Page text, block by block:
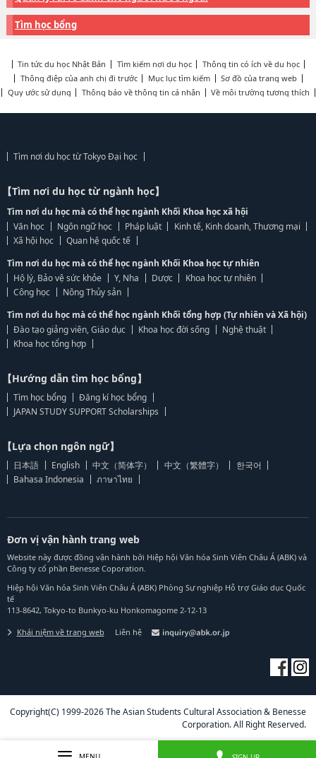
Tìm học bổng
Tin tức du học Nhật Bản Tìm kiếm nơi du học
Thông tin có ích về du học
Thông điệp của anh chị đi trước
Mục lục tìm kiếm
Sơ đồ của trang web
Quy ước sử dụng
Thông báo về thông tin cá nhân Về môi trường tương thích
Tìm nơi du học từ Tokyo Đại học
【Tìm nơi du học từ ngành học】
Tìm nơi du học mà có thể học ngành Khối Khoa học xã hội
Văn học
Ngôn ngữ học Pháp luật
Kinh tế, Kinh doanh, Thương mại
Xã hội học
Quan hệ quốc tế
Tìm nơi du học mà có thể học ngành Khối Khoa học tự nhiên
Hộ lý, Bảo vệ sức khỏe
Y, Nha Dược
Khoa học tự nhiên
Công học
Nông Thủy sản
Tìm nơi du học mà có thể học ngành Khối tổng hợp (Tự nhiên và Xã hội)
Đào tạo giảng viên, Giáo dục
Khoa học đời sống
Nghệ thuật
Khoa học tổng hợp
【Hướng dẫn tìm học bổng】
Tìm học bổng
Đăng kí học bổng
JAPAN STUDY SUPPORT Scholarships
【Lựa chọn ngôn ngữ】
日本語 English 中文（简体字） 中文（繁體字）
한국어
Bahasa Indonesia
ภาษาไทย
Đơn vị vận hành trang web
Website này được đồng vận hành bởi Hiệp hội Văn hóa Sinh Viên Châu Á (ABK) và
Công ty cổ phần Benesse Coporation.
Hiệp hội Văn hóa Sinh Viên Châu Á (ABK) Phòng Sự nghiệp Hỗ trợ Giáo dục Quốc
tế
113-8642, Tokyo-to Bunkyo-ku Honkomagome 2-12-13
Khái niệm về trang web Liên hệ
Copyright(C) 1999-2026 The Asian Students Cultural Association & Benesse
Corporation. All Right Reserved.